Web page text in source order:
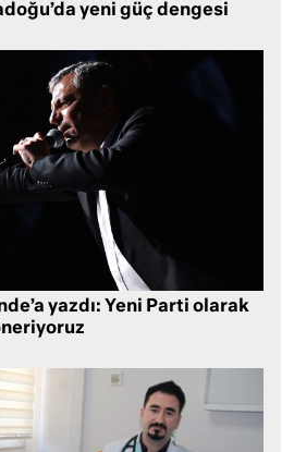
yeni güç dengesi
yazdı: Yeni Parti olarak